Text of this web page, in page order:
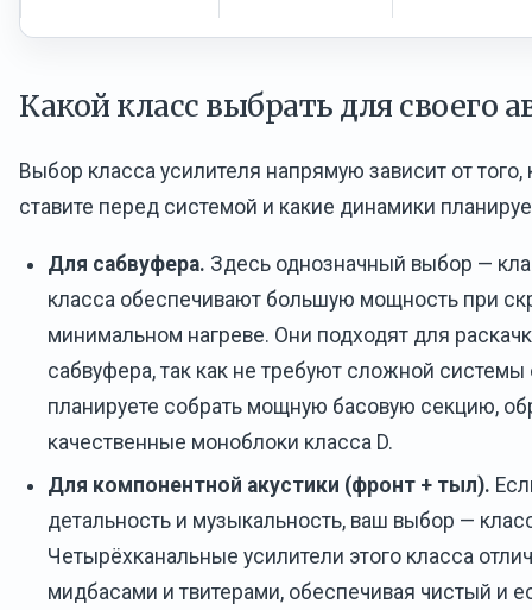
Какой класс выбрать для своего
Выбор класса усилителя напрямую зависит от того,
ставите перед системой и какие динамики
Для сабвуфера. Здесь однозначный выбор —
класса обеспечивают большую мощность при
минимальном нагреве. Они подходят для
сабвуфера, так как не требуют сложной
планируете собрать мощную басовую секцию,
качественные моноблоки класса D.
Для компонентной акустики (фронт + тыл).
детальность и музыкальность, ваш выбор —
Четырёхканальные усилители этого класса
мидбасами и твитерами, обеспечивая чистый и